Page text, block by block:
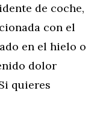
de coche,
con el
en el hielo o
dolor
quieres